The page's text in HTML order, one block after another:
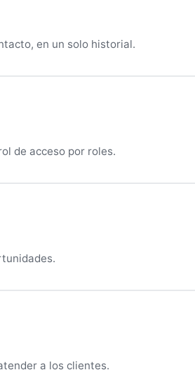
en un solo historial.
de acceso por roles.
a los clientes.